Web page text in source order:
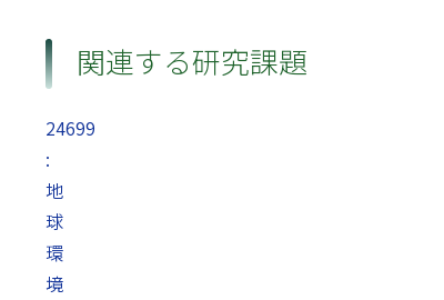
関連する研究課題
24699
:
地
球
環
境